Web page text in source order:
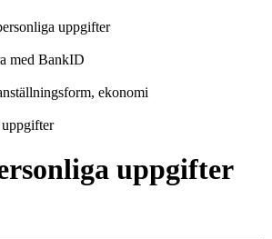
uppgifter
med BankID
ekonomi
uppgifter